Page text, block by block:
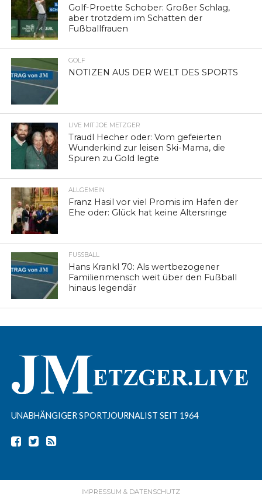
Golf-Proette Schober: Großer Schlag,
aber trotzdem im Schatten der
Fußballfrauen
GOLF
NOTIZEN AUS DER WELT DES SPORTS
LIVE MIT JOE METZGER
Traudl Hecher oder: Vom gefeierten
Wunderkind zur leisen Ski-Mama, die
Spuren zu Gold legte
ALLGEMEIN
Franz Hasil vor viel Promis im Hafen der
Ehe oder: Glück hat keine Altersringe
FUSSBALL
Hans Krankl 70: Als wertbezogener
Familienmensch weit über den Fußball
hinaus legendär
UNABHÄNGIGER SPORTJOURNALIST SEIT 1964
IMPRESSUM & DATENSCHUTZ